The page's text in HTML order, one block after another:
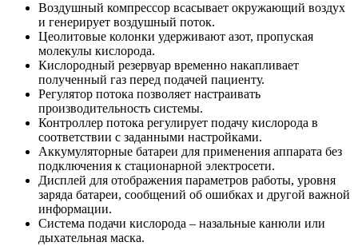
Воздушный компрессор всасывает окружающий воздух
и генерирует воздушный поток.
Цеолитовые колонки удерживают азот, пропуская
молекулы кислорода.
Кислородный резервуар временно накапливает
полученный газ перед подачей пациенту.
Регулятор потока позволяет настраивать
производительность системы.
Контроллер потока регулирует подачу кислорода в
соответствии с заданными настройками.
Аккумуляторные батареи для применения аппарата без
подключения к стационарной электросети.
Дисплей для отображения параметров работы, уровня
заряда батареи, сообщений об ошибках и другой важной
информации.
Система подачи кислорода – назальные канюли или
дыхательная маска.